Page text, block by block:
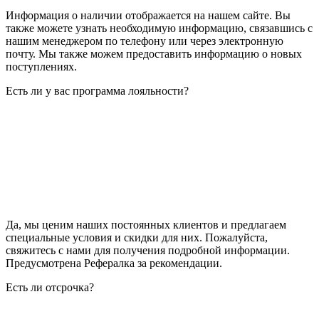
Информация о наличии отображается на нашем сайте. Вы
также можете узнать необходимую информацию, связавшись с
нашим менеджером по телефону или через электронную
почту. Мы также можем предоставить информацию о новых
поступлениях.
Есть ли у вас программа лояльности?
Да, мы ценим наших постоянных клиентов и предлагаем
специальные условия и скидки для них. Пожалуйста,
свяжитесь с нами для получения подробной информации.
Предусмотрена Рефералка за рекомендации.
Есть ли отсрочка?